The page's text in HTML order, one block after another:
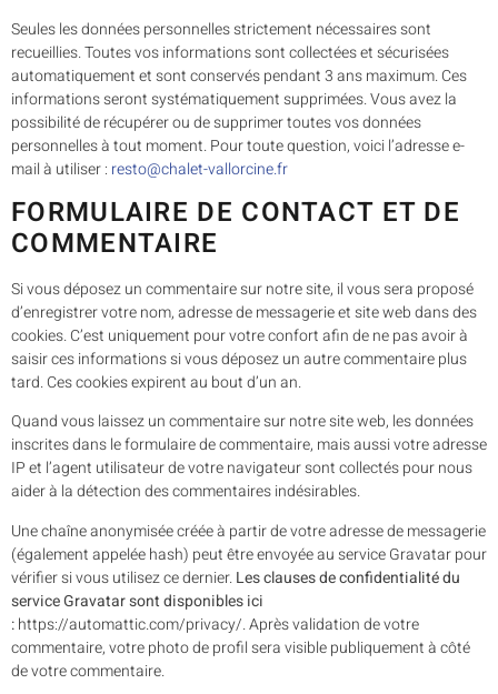
Seules les données personnelles strictement nécessaires sont
recueillies. Toutes vos informations sont collectées et sécurisées
automatiquement et sont conservés pendant 3 ans maximum. Ces
informations seront systématiquement supprimées. Vous avez la
possibilité de récupérer ou de supprimer toutes vos données
personnelles à tout moment. Pour toute question, voici l’adresse e-
mail à utiliser : resto@chalet-vallorcine.fr
FORMULAIRE DE CONTACT ET DE
COMMENTAIRE
Si vous déposez un commentaire sur notre site, il vous sera proposé
d’enregistrer votre nom, adresse de messagerie et site web dans des
cookies. C’est uniquement pour votre confort afin de ne pas avoir à
saisir ces informations si vous déposez un autre commentaire plus
tard. Ces cookies expirent au bout d’un an.
Quand vous laissez un commentaire sur notre site web, les données
inscrites dans le formulaire de commentaire, mais aussi votre adresse
IP et l’agent utilisateur de votre navigateur sont collectés pour nous
aider à la détection des commentaires indésirables.
Une chaîne anonymisée créée à partir de votre adresse de messagerie
(également appelée hash) peut être envoyée au service Gravatar pour
vérifier si vous utilisez ce dernier.Les clauses de confidentialité du
service Gravatar sont disponibles ici
:https://automattic.com/privacy/. Après validation de votre
commentaire, votre photo de profil sera visible publiquement à côté
de votre commentaire.